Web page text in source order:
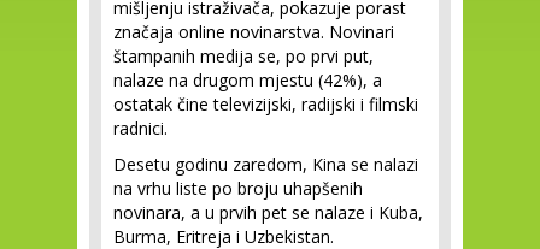
mišljenju istraživača, pokazuje porast
značaja online novinarstva. Novinari
štampanih medija se, po prvi put,
nalaze na drugom mjestu (42%), a
ostatak čine televizijski, radijski i filmski
radnici.
Desetu godinu zaredom, Kina se nalazi
na vrhu liste po broju uhapšenih
novinara, a u prvih pet se nalaze i Kuba,
Burma, Eritreja i Uzbekistan.